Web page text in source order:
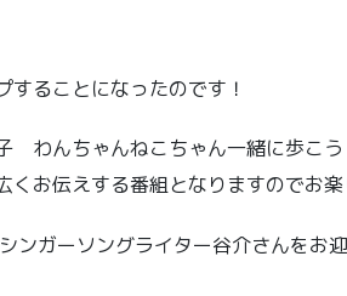
ることになったのです！
わんちゃんねこちゃん一緒に歩こ
くお伝えする番組となりますのでお楽
ンガーソングライター谷介さんをお